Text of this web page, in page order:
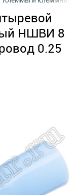
НШВИ 8
0.25